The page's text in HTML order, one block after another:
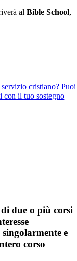
alBible School,
cristiano? Puoi
con il tuo sostegno
due o più corsi
e
corso